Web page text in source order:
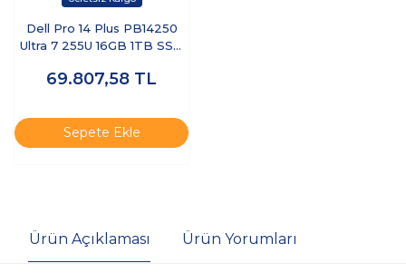
Dell Pro 14 Plus PB14250
Ultra 7 255U 16GB 1TB SSD
PB14250-UBU
69.807,58 TL
Sepete Ekle
Ürün Açıklaması Ürün Yorumları